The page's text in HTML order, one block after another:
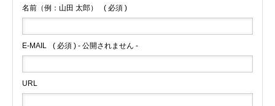
名前（例：山田 太郎） ( 必須 )
E-MAIL ( 必須 ) - 公開されません -
URL